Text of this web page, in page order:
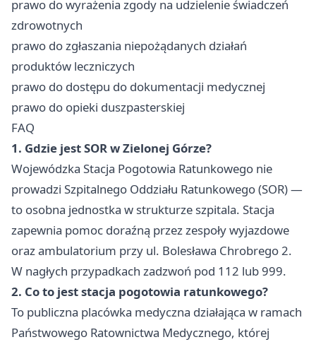
prawo do wyrażenia zgody na udzielenie świadczeń
zdrowotnych
prawo do zgłaszania niepożądanych działań
produktów leczniczych
prawo do dostępu do dokumentacji medycznej
prawo do opieki duszpasterskiej
FAQ
1. Gdzie jest SOR w Zielonej Górze?
Wojewódzka Stacja Pogotowia Ratunkowego nie
prowadzi Szpitalnego Oddziału Ratunkowego (SOR) —
to osobna jednostka w strukturze szpitala. Stacja
zapewnia pomoc doraźną przez zespoły wyjazdowe
oraz ambulatorium przy ul. Bolesława Chrobrego 2.
W nagłych przypadkach zadzwoń pod 112 lub 999.
2. Co to jest stacja pogotowia ratunkowego?
To publiczna placówka medyczna działająca w ramach
Państwowego Ratownictwa Medycznego, której